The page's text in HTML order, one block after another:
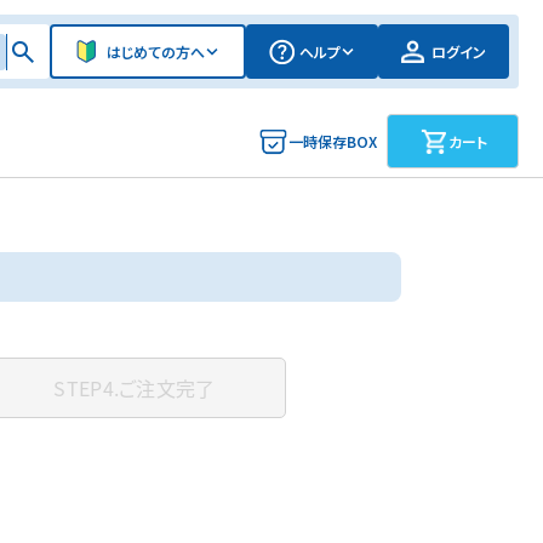
はじめての方へ ヘルプ ログイン
一時保存BOX カート
STEP4.ご注文完了